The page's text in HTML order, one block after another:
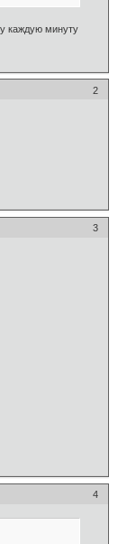
каждую минуту
2
3
4